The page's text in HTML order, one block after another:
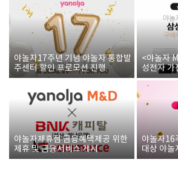
야놀자17주년 기념 야놀자 통합발
주센터 할인 프로모션 진행
<야놀자
성전자 가
야놀자제휴점 금융혜택제공 위한
제휴 및 금융서비스 게시
야놀자16
대상 야놀
폰 증정